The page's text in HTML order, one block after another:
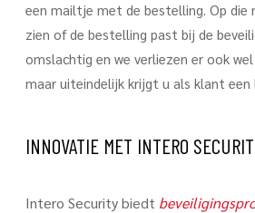
een mailtje met de bestelling. Op die
zien of de bestelling past bij de
omslachtig en we verliezen er ook
maar uiteindelijk krijgt u als klant een
INNOVATIE MET INTERO
Intero Security biedt